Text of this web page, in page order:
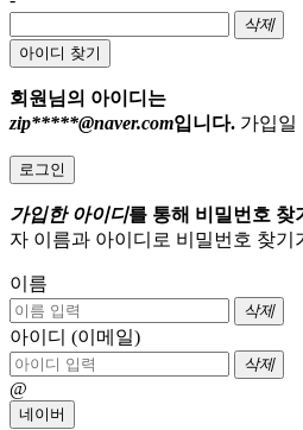
삭제
아이디 찾기
회원님의 아이디는
zip*****@naver.com입니다. 가입일
로그인
가입한 아이디를 통해 비밀번호 찾
자 이름과 아이디로 비밀번호 찾기
이름
삭제
아이디 (이메일)
삭제
@
네이버